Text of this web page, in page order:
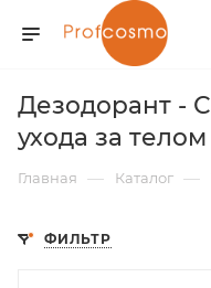
Дезодорант -
ухода за телом
Главная — Каталог —
ФИЛЬТР